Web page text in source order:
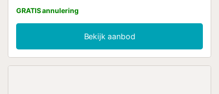
en een privé onoverdekt terras met bergzicht dat exclusief
voor jullie is. Geniet van comfort en een prachtig uitzicht
tijdens jullie verblijf. Ontspan bij het gedeelde verwarmde
buitenzwembad van Palmeral de Taidía in Taidía en geniet
van de gezamenlijke tuin en het open terras. Voor jullie
GRATIS annulering
Bekijk aanbod